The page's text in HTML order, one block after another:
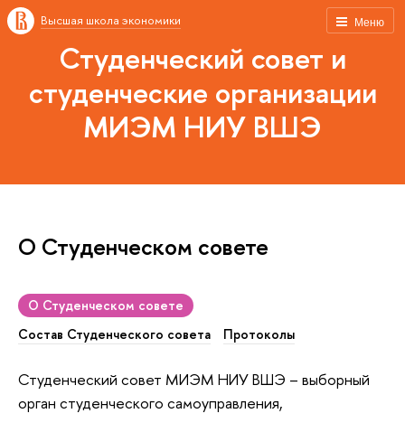
Меню
Высшая школа экономики
Студенческий совет и
студенческие организации
МИЭМ НИУ ВШЭ
О Студенческом совете
О Студенческом совете
Состав Студенческого совета
Протоколы
Студенческий совет МИЭМ НИУ ВШЭ – выборный
орган студенческого самоуправления,